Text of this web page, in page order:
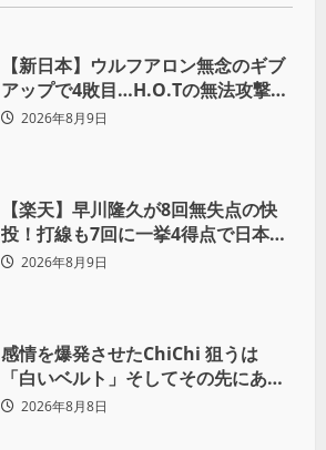
【新日本】ウルフアロン無念のギブ
アップで4敗目…H.O.Tの無法攻撃に
屈す「まだまだ俺自身の力はこんな
2026年8月9日
【楽天】早川隆久が8回無失点の快
投！打線も7回に一挙4得点で日本ハ
ムを完封
2026年8月9日
感情を爆発させたChiChi 狙うは
「白いベルト」そしてその先にある
世界へ
2026年8月8日